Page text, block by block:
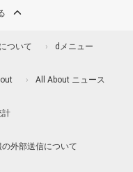
ついて dメニュー
All About ニュース
計
外部送信について